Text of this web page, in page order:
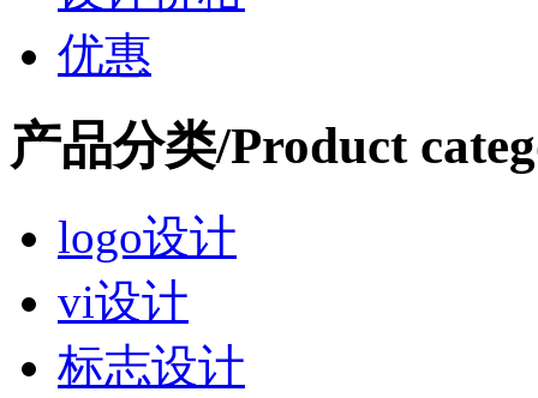
产品分类/Product
logo设计
vi设计
标志设计